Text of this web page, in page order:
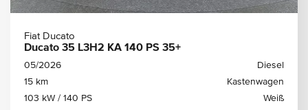
Fiat Ducato
Ducato 35 L3H2 KA 140 PS 35+
05/2026
Diesel
15 km
Kastenwagen
103 kW / 140 PS
Weiß